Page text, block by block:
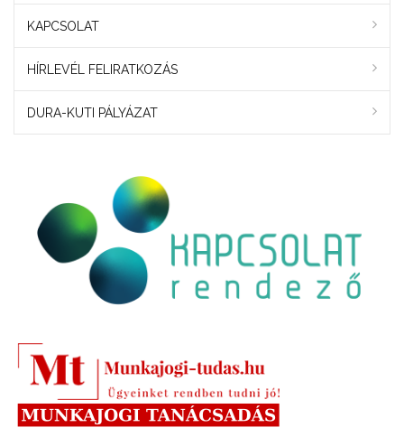
KAPCSOLAT
HÍRLEVÉL FELIRATKOZÁS
DURA-KUTI PÁLYÁZAT